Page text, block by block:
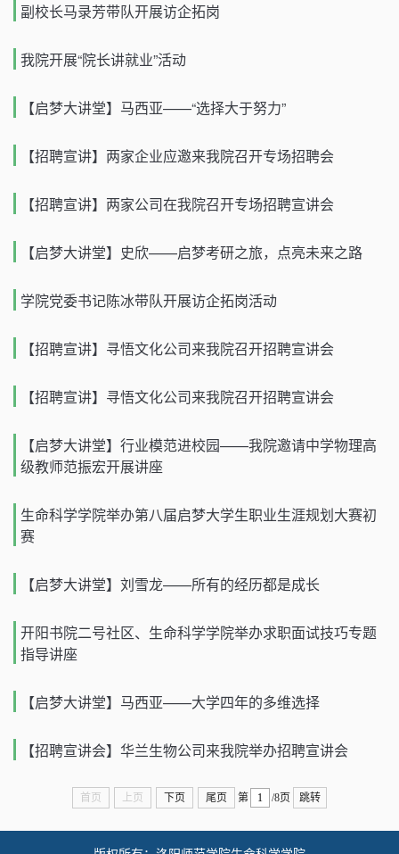
副校长马录芳带队开展访企拓岗
我院开展“院长讲就业”活动
【启梦大讲堂】马西亚——“选择大于努力”
【招聘宣讲】两家企业应邀来我院召开专场招聘会
【招聘宣讲】两家公司在我院召开专场招聘宣讲会
【启梦大讲堂】史欣——启梦考研之旅，点亮未来之路
学院党委书记陈冰带队开展访企拓岗活动
【招聘宣讲】寻悟文化公司来我院召开招聘宣讲会
【招聘宣讲】寻悟文化公司来我院召开招聘宣讲会
【启梦大讲堂】行业模范进校园——我院邀请中学物理高
级教师范振宏开展讲座
生命科学学院举办第八届启梦大学生职业生涯规划大赛初
赛
【启梦大讲堂】刘雪龙——所有的经历都是成长
开阳书院二号社区、生命科学学院举办求职面试技巧专题
指导讲座
【启梦大讲堂】马西亚——大学四年的多维选择
【招聘宣讲会】华兰生物公司来我院举办招聘宣讲会
首页 上页 下页 尾页 第 /8页 跳转